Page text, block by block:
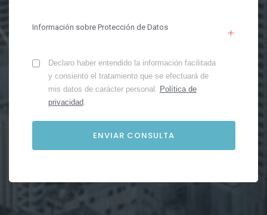
Información sobre Protección de Datos
Declaro haber entendido la información facilitada
y consiento el tratamiento que se efectuará de
mis datos de carácter personal. Política de
privacidad.